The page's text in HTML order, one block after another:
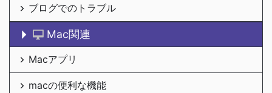
ブログでのトラブル
Mac関連
Macアプリ
macの便利な機能